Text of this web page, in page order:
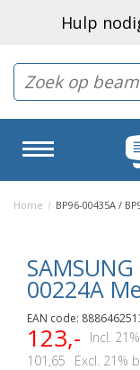
Hulp
Home / BP96-00435A /
00224A
EAN code:
123,-
Incl.
101,65
Excl. 21%